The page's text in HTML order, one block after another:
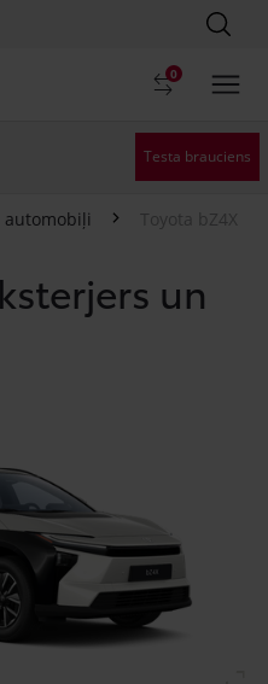
0
Testa brauciens
automobiļi Toyota bZ4X
un